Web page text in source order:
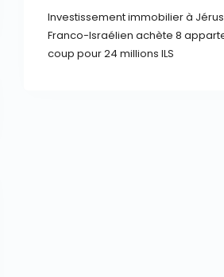
Investissement immobilier à
Franco-Israélien achète 8
coup pour 24 millions ILS